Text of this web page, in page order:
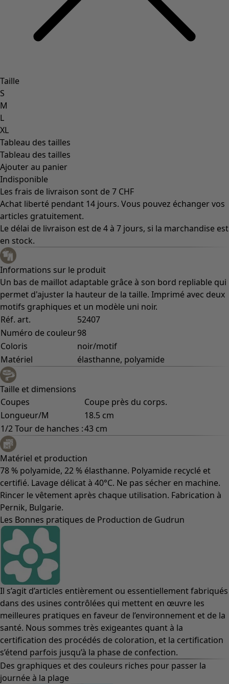
Taille
S
M
L
XL
Tableau des tailles
Tableau des tailles
Ajouter au panier
Indisponible
Les frais de livraison sont de 7 CHF
Achat liberté pendant 14 jours. Vous pouvez échanger vos
articles gratuitement.
Le délai de livraison est de 4 à 7 jours, si la marchandise est
en stock.
Informations sur le produit
Un bas de maillot adaptable grâce à son bord repliable qui
permet d'ajuster la hauteur de la taille. Imprimé avec deux
motifs graphiques et un modèle uni noir.
Réf. art.
52407
Numéro de couleur98
Coloris
noir/motif
Matériel
élasthanne, polyamide
Taille et dimensions
Coupes
Coupe près du corps.
Longueur/M
18.5 cm
1/2 Tour de hanches :43 cm
Matériel et production
78 % polyamide, 22 % élasthanne. Polyamide recyclé et
certifié. Lavage délicat à 40°C. Ne pas sécher en machine.
Rincer le vêtement après chaque utilisation. Fabrication à
Pernik, Bulgarie.
Les Bonnes pratiques de Production de Gudrun
Il s’agit d’articles entièrement ou essentiellement fabriqués
dans des usines contrôlées qui mettent en œuvre les
meilleures pratiques en faveur de l’environnement et de la
santé. Nous sommes très exigeantes quant à la
certification des procédés de coloration, et la certification
s’étend parfois jusqu’à la phase de confection.
Des graphiques et des couleurs riches pour passer la
journée à la plage